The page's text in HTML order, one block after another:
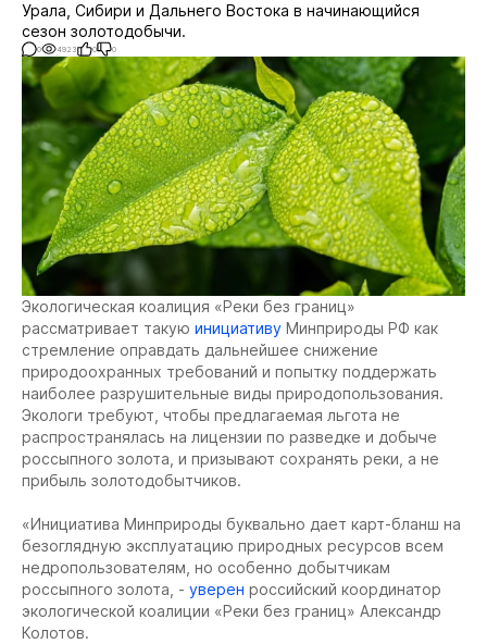
Урала, Сибири и Дальнего Востока в начинающийся
сезон золотодобычи.
0 4923 0 0
Экологическая коалиция «Реки без границ»
рассматривает такую инициативу Минприроды РФ как
стремление оправдать дальнейшее снижение
природоохранных требований и попытку поддержать
наиболее разрушительные виды природопользования.
Экологи требуют, чтобы предлагаемая льгота не
распространялась на лицензии по разведке и добыче
россыпного золота, и призывают сохранять реки, а не
прибыль золотодобытчиков.
«Инициатива Минприроды буквально дает карт-бланш на
безоглядную эксплуатацию природных ресурсов всем
недропользователям, но особенно добытчикам
россыпного золота, - уверен российский координатор
экологической коалиции «Реки без границ» Александр
Колотов.